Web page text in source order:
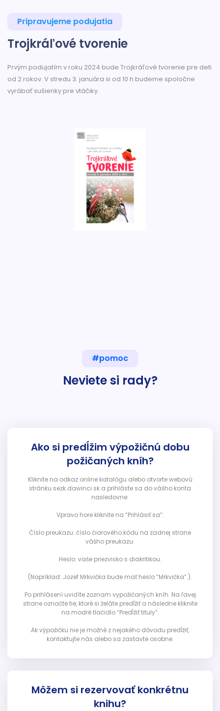
Pripravujeme podujatia
Trojkráľové tvorenie
Prvým podujatím v roku 2024 bude Trojkráľové tvorenie pre deti
od 2 rokov. V stredu 3. januára si od 10 h budeme spoločne
vyrábať sušienky pre vtáčiky.
#pomoc
Neviete si rady?
Ako si predĺžim výpožičnú dobu
požičaných kníh?
Kliknite na odkaz online katalógu alebo otvorte webovú
stránku sezk.dawinci.sk a prihláste sa do vášho konta
nasledovne:
Vpravo hore kliknite na “Prihlásiť sa”:
Číslo preukazu: číslo čiarového kódu na zadnej strane
vášho preukazu.
Heslo: vaše priezvisko s diakritikou.
(Napríklad: Jozef Mrkvička bude mať heslo “Mrkvička”.).
Po prihlásení uvidíte zoznam vypožičaných kníh. Na ľavej
strane označte tie, ktoré si želáte predĺžiť a následne kliknite
na modré tlačidlo “Predĺžiť tituly”.
Ak výpožičku nie je možné z nejakého dôvodu predĺžiť,
kontaktujte nás alebo sa zastavte osobne.
Môžem si rezervovať konkrétnu
knihu?